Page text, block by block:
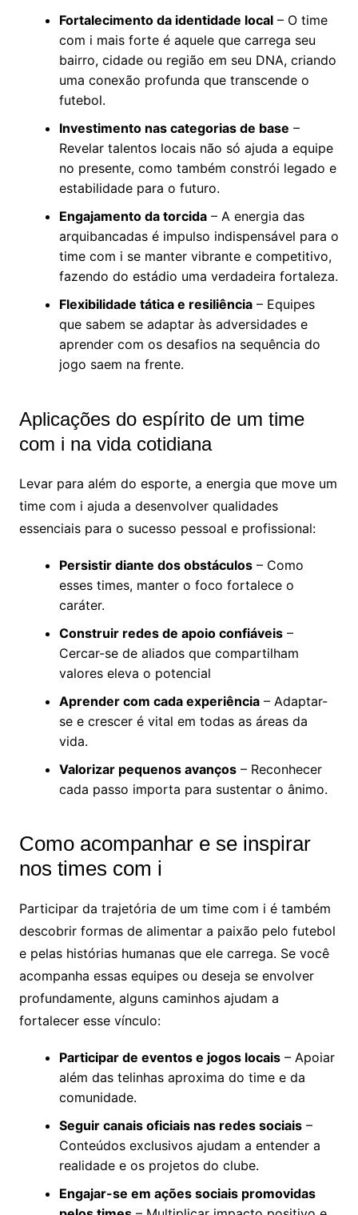
Fortalecimento da identidade local– O time
com i mais forte é aquele que carrega seu
bairro, cidade ou região em seu DNA, criando
uma conexão profunda que transcende o
futebol.
Investimento nas categorias de base –
Revelar talentos locais não só ajuda a equipe
no presente, como também constrói legado e
estabilidade para o futuro.
Engajamento da torcida– A energia das
arquibancadas é impulso indispensável para o
time com i se manter vibrante e competitivo,
fazendo do estádio uma verdadeira fortaleza.
Flexibilidade tática e resiliência– Equipes
que sabem se adaptar às adversidades e
aprender com os desafios na sequência do
jogo saem na frente.
Aplicações do espírito de um time
com i na vida cotidiana
Levar para além do esporte, a energia que move um
time com i ajuda a desenvolver qualidades
essenciais para o sucesso pessoal e profissional:
Persistir diante dos obstáculos– Como
esses times, manter o foco fortalece o
caráter.
Construir redes de apoio confiáveis–
Cercar-se de aliados que compartilham
valores eleva o potencial
Aprender com cada experiência– Adaptar-
se e crescer é vital em todas as áreas da
vida.
Valorizar pequenos avanços– Reconhecer
cada passo importa para sustentar o ânimo.
Como acompanhar e se inspirar
nos times com i
Participar da trajetória de um time com i é também
descobrir formas de alimentar a paixão pelo futebol
e pelas histórias humanas que ele carrega. Se você
acompanha essas equipes ou deseja se envolver
profundamente, alguns caminhos ajudam a
fortalecer esse vínculo:
Participar de eventos e jogos locais– Apoiar
além das telinhas aproxima do time e da
comunidade.
Seguir canais oficiais nas redes sociais–
Conteúdos exclusivos ajudam a entender a
realidade e os projetos do clube.
Engajar-se em ações sociais promovidas